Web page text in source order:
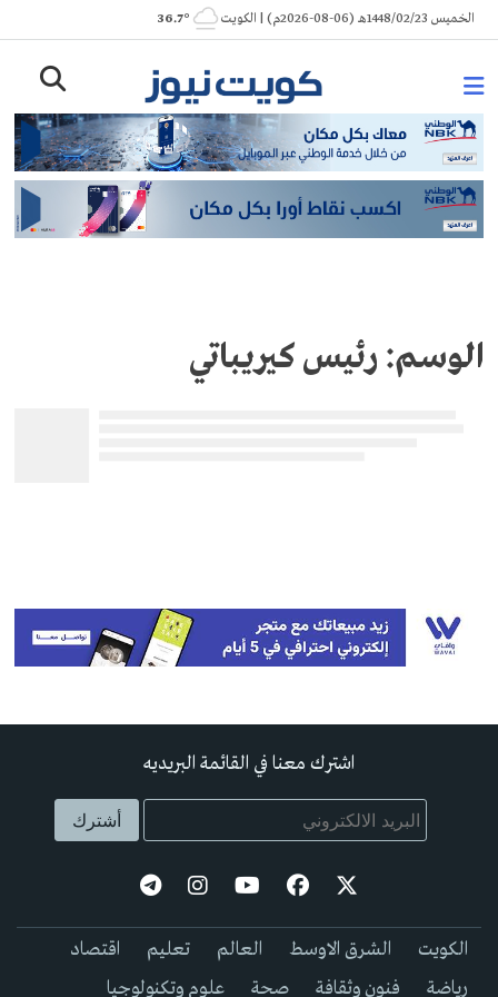
Skip
to
الخميس 1448/02/23هـ (06-08-2026م) | الكويت ° 36.7
الوسم:رئيس كيريباتي
اشترك معنا في القائمة البريديه
الكويت الشرق الاوسط العالم تعليم
اقتصاد
رياضة
فنون وثقافة صحة علوم وتكنولوجيا